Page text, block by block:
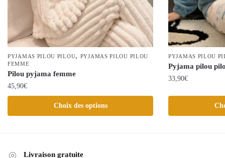
PYJAMAS PILOU PILOU, PYJAMAS PILOU PILOU
FEMME
Pilou pyjama femme
45,90€
Choix des options
produit
variations.
PYJAMAS PILOU
Pyjama pilou
33,90€
Ce
Livraison gratuite